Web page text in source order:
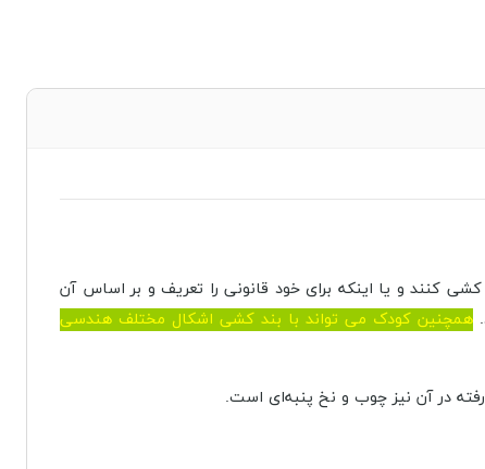
کنند و یا اینکه برای خود قانونی را تعریف و بر اساس آن
همچنین کودک می تواند با بند کشی اشکال مختلف هندسی
در آن نیز چوب و نخ پنبه‌ای است.